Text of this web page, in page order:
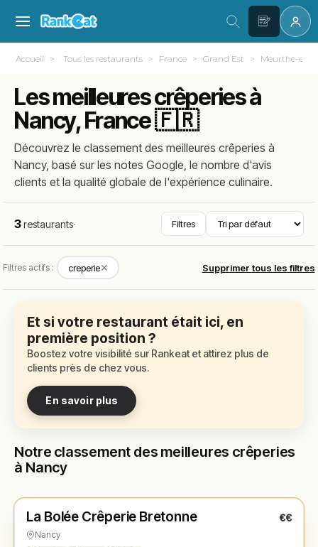
Accueil Tous les restaurants France Grand Est Meurthe-et-
Les meilleures crêperies à
Nancy, France 🇫🇷
Découvrez le classement des meilleures crêperies à
Nancy, basé sur les notes Google, le nombre d'avis
clients et la qualité globale de l'expérience culinaire.
3restaurants· Filtres
Filtres actifs : creperie✕ Supprimer tous les filtres
Et si votre restaurant était ici, en
première position ?
Boostez votre visibilité sur Rankeat et attirez plus de
clients près de chez vous.
En savoir plus
Notre classement des meilleures crêperies
à Nancy
★ N° 1
La Bolée Crêperie Bretonne €€
Nancy